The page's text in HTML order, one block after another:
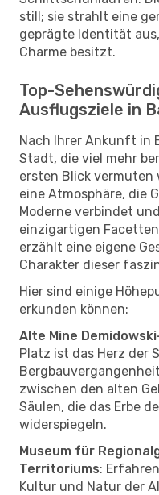
still; sie strahlt eine
geprägte Identität
Charme besitzt.
Top-
Ausflugsziele in
Nach Ihrer Ankunft in
Stadt, die viel mehr
ersten Blick vermuten
eine Atmosphäre, die
Moderne verbindet
einzigartigen
erzählt eine eigene
Charakter dieser
Hier sind einige
erkunden können:
Alte Mine
Platz ist das Herz der
zwischen den alten
Säulen, die das Erbe
widerspiegeln.
Museum für
Territoriums:
Kultur und Natur der